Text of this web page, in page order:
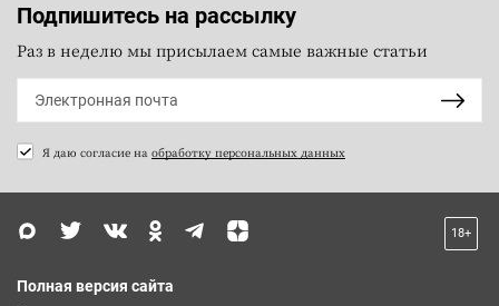
Подпишитесь на рассылку
Раз в неделю мы присылаем самые важные статьи
Я даю согласие на обработку персональных данных
18+
Полная версия сайта